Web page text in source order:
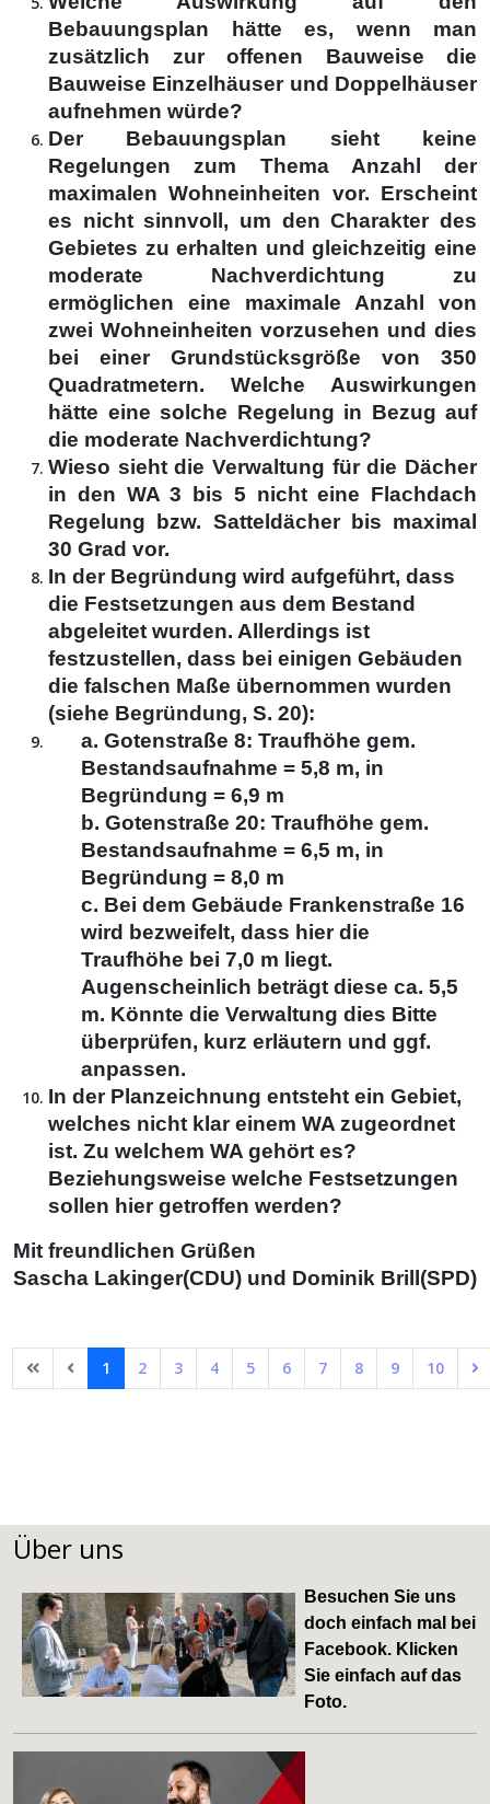
Bebauungsplan hätte es, wenn man
zusätzlich zur offenen Bauweise die
Bauweise Einzelhäuser und Doppelhäuser
aufnehmen würde?
Der Bebauungsplan sieht keine
Regelungen zum Thema Anzahl der
maximalen Wohneinheiten vor. Erscheint
es nicht sinnvoll, um den Charakter des
Gebietes zu erhalten und gleichzeitig eine
moderate Nachverdichtung zu
ermöglichen eine maximale Anzahl von
zwei Wohneinheiten vorzusehen und dies
bei einer Grundstücksgröße von 350
Quadratmetern. Welche Auswirkungen
hätte eine solche Regelung in Bezug auf
die moderate Nachverdichtung?
Wieso sieht die Verwaltung für die Dächer
in den WA 3 bis 5 nicht eine Flachdach
Regelung bzw. Satteldächer bis maximal
30 Grad vor.
In der Begründung wird aufgeführt, dass
die Festsetzungen aus dem Bestand
abgeleitet wurden. Allerdings ist
festzustellen, dass bei einigen Gebäuden
die falschen Maße übernommen wurden
(siehe Begründung, S. 20):
a. Gotenstraße 8: Traufhöhe gem.
Bestandsaufnahme = 5,8 m, in
Begründung = 6,9 m
b. Gotenstraße 20: Traufhöhe gem.
Bestandsaufnahme = 6,5 m, in
Begründung = 8,0 m
c. Bei dem Gebäude Frankenstraße 16
wird bezweifelt, dass hier die
Traufhöhe bei 7,0 m liegt.
Augenscheinlich beträgt diese ca. 5,5
m. Könnte die Verwaltung dies Bitte
überprüfen, kurz erläutern und ggf.
anpassen.
In der Planzeichnung entsteht ein Gebiet,
welches nicht klar einem WA zugeordnet
ist. Zu welchem WA gehört es?
Beziehungsweise welche Festsetzungen
sollen hier getroffen werden?
Mit freundlichen Grüßen
Sascha Lakinger(CDU) und Dominik Brill(SPD)
1 2 3 4 5 6 7 8 9 10
Über uns
Besuchen Sie uns
doch einfach mal bei
Facebook. Klicken
Sie einfach auf das
Foto.